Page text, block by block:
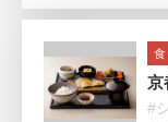
食
京
#